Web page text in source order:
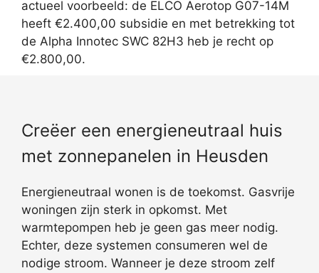
actueel voorbeeld: de ELCO Aerotop G07-14M
heeft €2.400,00 subsidie en met betrekking tot
de Alpha Innotec SWC 82H3 heb je recht op
€2.800,00.
Creëer een energieneutraal huis
met zonnepanelen in Heusden
Energieneutraal wonen is de toekomst. Gasvrije
woningen zijn sterk in opkomst. Met
warmtepompen heb je geen gas meer nodig.
Echter, deze systemen consumeren wel de
nodige stroom. Wanneer je deze stroom zelf